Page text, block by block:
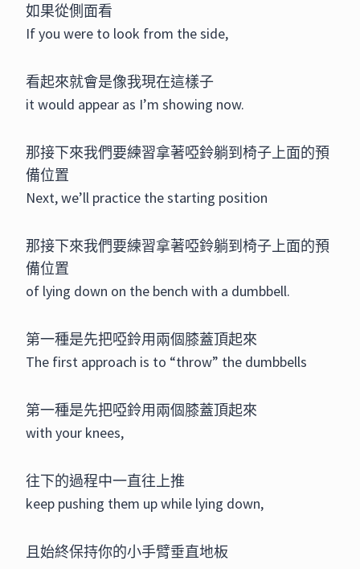
如果從側面看
If you were to look from the side,
看起來就會是像我現在這樣子
it would appear as I’m showing now.
那接下來我們要練習拿著啞鈴躺到椅子上面的預
備位置
Next, we’ll practice the starting position
那接下來我們要練習拿著啞鈴躺到椅子上面的預
備位置
of lying down on the bench with a dumbbell.
第一種是先把啞鈴用兩個膝蓋頂起來
The first approach is to “throw” the dumbbells
第一種是先把啞鈴用兩個膝蓋頂起來
with your knees,
往下的過程中一直往上推
keep pushing them up while lying down,
且始終保持你的小手臂垂直地板